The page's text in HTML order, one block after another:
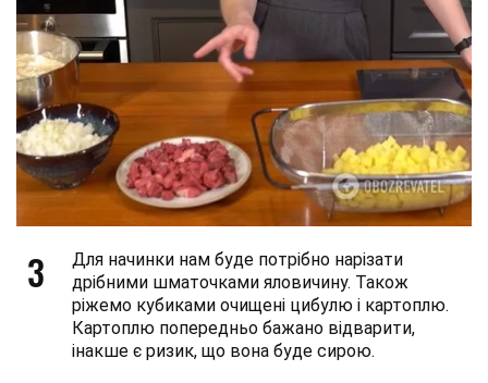
3
Для начинки нам буде потрібно нарізати
дрібними шматочками яловичину. Також
ріжемо кубиками очищені цибулю і картоплю.
Картоплю попередньо бажано відварити,
інакше є ризик, що вона буде сирою.